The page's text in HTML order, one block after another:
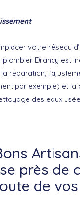
votre réseau
plombier Drancy est
réparation,
par exemple) et
des eaux
près de
de